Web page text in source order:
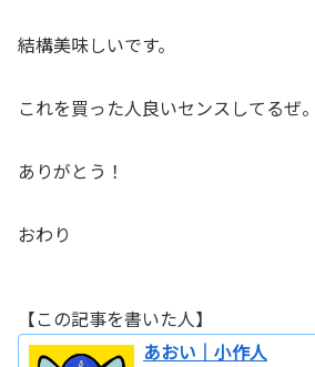
結構美味しいです。
これを買った人良いセンスしてるぜ。
ありがとう！
おわり
【この記事を書いた人】
あおい｜小作人